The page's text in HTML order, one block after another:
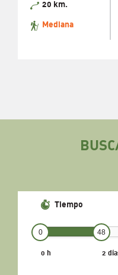
20 km.
Mediana
Tiempo
0 48
0 h 2